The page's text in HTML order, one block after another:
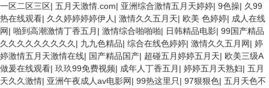
一区二区三区| 五月天激情.com| 亚洲综合激情五月天婷婷| 9色操| 久99
热在线观看| 久久婷婷婷婷伊人 | 激情久久五月天| 欧美 色婷婷| 成人在线
网| 啪到高潮激情丁香五月 | 激情综合啪啪啪| 日韩精品电影| 99国产精品
久久久久久久久久久 | 九九色精品| 综合在线色婷婷| 激情久久五月网| 婷
婷激情五月天激情在线| 国产精品国产| 超碰五月婷婷五月天| 欧美三级A
做爰在线观看| 玖玖99免费视频| 成年人丁香五月 | 婷婷五月天熟妇| 五月
天久久激情| 亚洲午夜成人av电影网| 99热这里只 | 97狠狠色| 五月天色不